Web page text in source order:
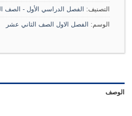
التصنيف: الفصل الدراسي الأول - الصف
الوسم: الفصل الاول الصف الثاني عشر
الوصف